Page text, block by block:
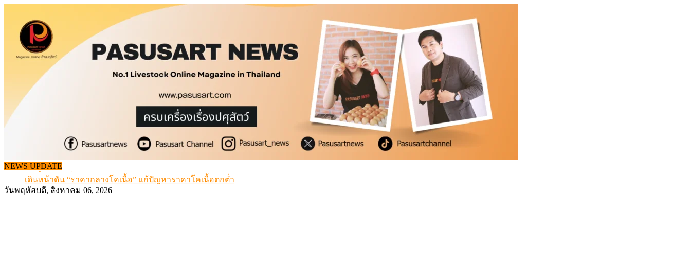
content
NEWS UPDATE
จากเครื่องดนตรีพื้นบ้านอีสาน สู่ “แคนมิลค์” แบรนด์นมโคสดแท้
ข้อมูลราคา สุกรมีชีวิตหน้าฟาร์ม พระที่ 6 สิงหาคม 2569
เดินหน้าดัน “ราคากลางโคเนื้อ” แก้ปัญหาราคาโคเนื้อตกต่ำ
สกัดลักลอบนำเข้าเอ็นโคแช่แข็งกว่า 12.6 ตัน สมุทรสาคร
วันพฤหัสบดี, สิงหาคม 06, 2026